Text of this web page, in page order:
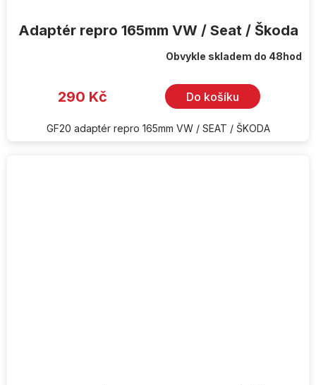
Adaptér repro 165mm VW / Seat / Škoda
Obvykle skladem do 48hod
290 Kč Do košíku
GF20 adaptér repro 165mm VW / SEAT / ŠKODA